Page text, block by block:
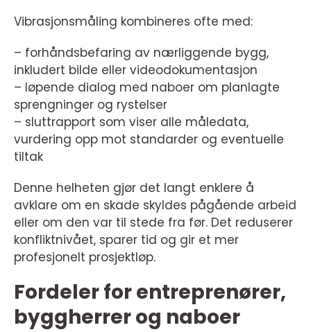
Vibrasjonsmåling kombineres ofte med:
– forhåndsbefaring av nærliggende bygg,
inkludert bilde eller videodokumentasjon
– løpende dialog med naboer om planlagte
sprengninger og rystelser
– sluttrapport som viser alle måledata,
vurdering opp mot standarder og eventuelle
tiltak
Denne helheten gjør det langt enklere å
avklare om en skade skyldes pågående arbeid
eller om den var til stede fra før. Det reduserer
konfliktnivået, sparer tid og gir et mer
profesjonelt prosjektløp.
Fordeler for entreprenører,
byggherrer og naboer